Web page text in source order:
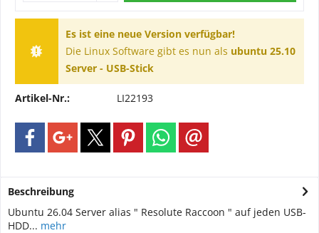
Es ist eine neue Version verfügbar!
Die Linux Software gibt es nun als ubuntu 25.10
Server - USB-Stick
Artikel-Nr.: LI22193
Beschreibung
Ubuntu 26.04 Server alias " Resolute Raccoon " auf jeden USB-
HDD... mehr